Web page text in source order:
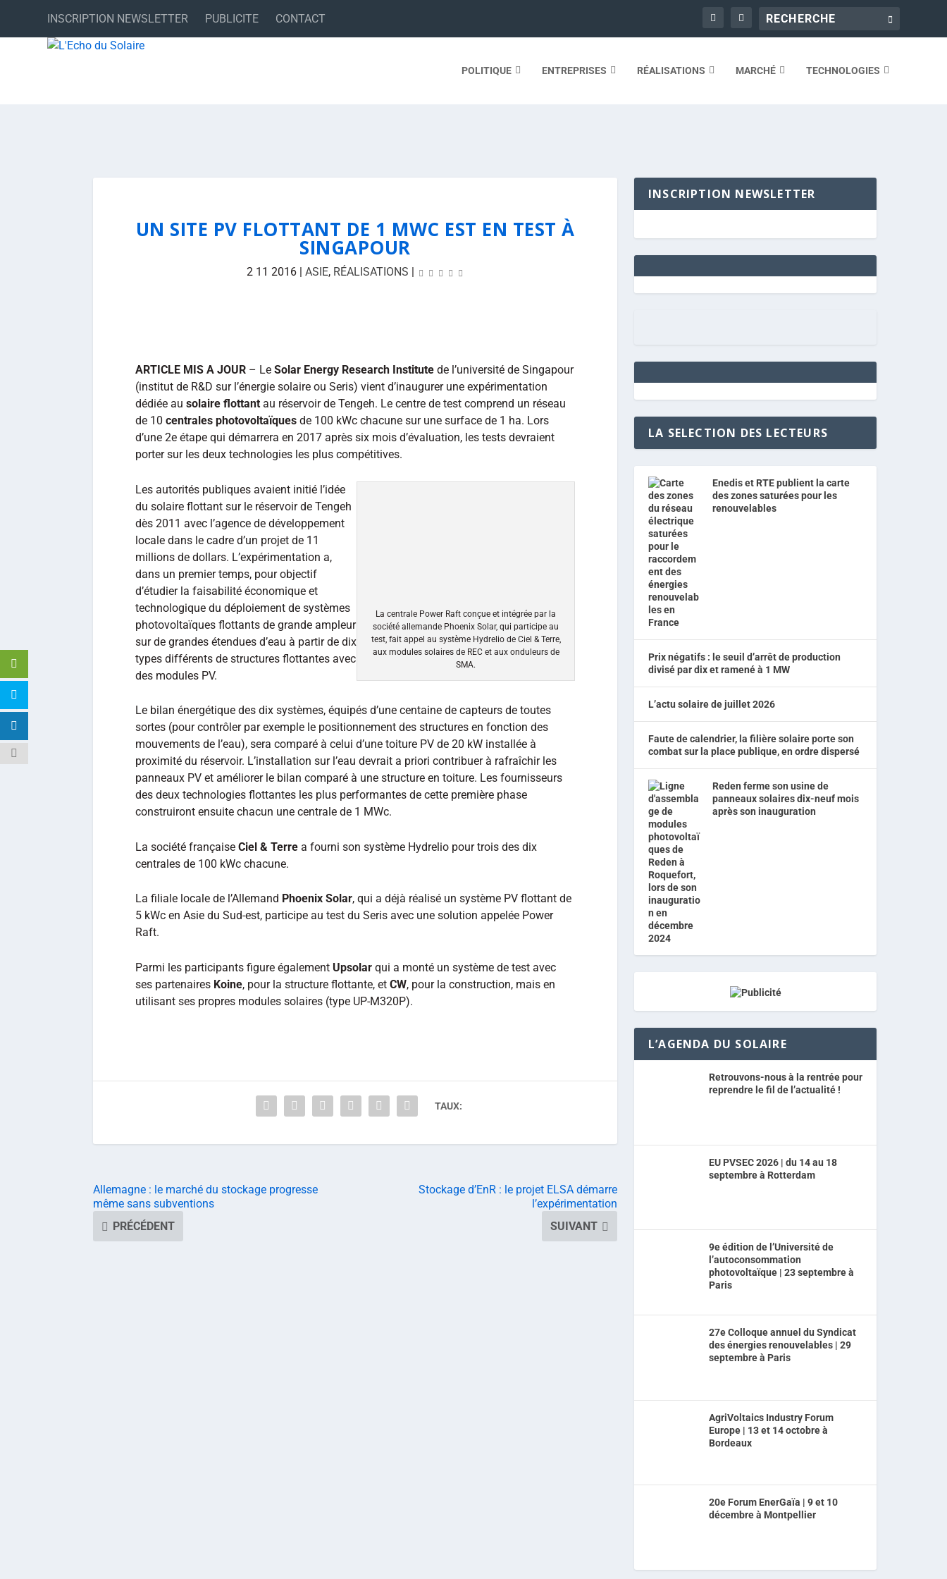
INSCRIPTION NEWSLETTER PUBLICITE CONTACT
POLITIQUE ENTREPRISES RÉALISATIONS MARCHÉ TECHNOLOGIES
UN SITE PV FLOTTANT DE 1 MWC EST EN TEST À
SINGAPOUR
2 11 2016 | ASIE, RÉALISATIONS |
ARTICLE MIS A JOUR – Le Solar Energy Research Institute de l’université de Singapour
(institut de R&D sur l’énergie solaire ou Seris) vient d’inaugurer une expérimentation
dédiée au solaire flottant au réservoir de Tengeh. Le centre de test comprend un réseau
de 10 centrales photovoltaïques de 100 kWc chacune sur une surface de 1 ha. Lors
d’une 2e étape qui démarrera en 2017 après six mois d’évaluation, les tests devraient
porter sur les deux technologies les plus compétitives.
La centrale Power Raft conçue et intégrée par la
société allemande Phoenix Solar, qui participe au
test, fait appel au système Hydrelio de Ciel & Terre,
aux modules solaires de REC et aux onduleurs de
SMA.
Les autorités publiques avaient initié l’idée
du solaire flottant sur le réservoir de Tengeh
dès 2011 avec l’agence de développement
locale dans le cadre d’un projet de 11
millions de dollars. L’expérimentation a,
dans un premier temps, pour objectif
d’étudier la faisabilité économique et
technologique du déploiement de systèmes
photovoltaïques flottants de grande ampleur
sur de grandes étendues d’eau à partir de dix
types différents de structures flottantes avec
des modules PV.
Le bilan énergétique des dix systèmes, équipés d’une centaine de capteurs de toutes
sortes (pour contrôler par exemple le positionnement des structures en fonction des
mouvements de l’eau), sera comparé à celui d’une toiture PV de 20 kW installée à
proximité du réservoir. L’installation sur l’eau devrait a priori contribuer à rafraîchir les
panneaux PV et améliorer le bilan comparé à une structure en toiture. Les fournisseurs
des deux technologies flottantes les plus performantes de cette première phase
construiront ensuite chacun une centrale de 1 MWc.
La société française Ciel & Terre a fourni son système Hydrelio pour trois des dix
centrales de 100 kWc chacune.
La filiale locale de l’Allemand Phoenix Solar, qui a déjà réalisé un système PV flottant de
5 kWc en Asie du Sud-est, participe au test du Seris avec une solution appelée Power
Raft.
Parmi les participants figure également Upsolar qui a monté un système de test avec
ses partenaires Koine, pour la structure flottante, et CW, pour la construction, mais en
utilisant ses propres modules solaires (type UP-M320P).
TAUX:
Allemagne : le marché du stockage progresse
même sans subventions
PRÉCÉDENT
Stockage d’EnR : le projet ELSA démarre
l’expérimentation
SUIVANT
INSCRIPTION NEWSLETTER
LA SELECTION DES LECTEURS
Enedis et RTE publient la carte
des zones saturées pour les
renouvelables
Prix négatifs : le seuil d’arrêt de production
divisé par dix et ramené à 1 MW
L’actu solaire de juillet 2026
Faute de calendrier, la filière solaire porte son
combat sur la place publique, en ordre dispersé
Reden ferme son usine de
panneaux solaires dix-neuf mois
après son inauguration
L’AGENDA DU SOLAIRE
Retrouvons-nous à la rentrée pour
reprendre le fil de l’actualité !
EU PVSEC 2026 | du 14 au 18
septembre à Rotterdam
9e édition de l’Université de
l’autoconsommation
photovoltaïque | 23 septembre à
Paris
27e Colloque annuel du Syndicat
des énergies renouvelables | 29
septembre à Paris
AgriVoltaics Industry Forum
Europe | 13 et 14 octobre à
Bordeaux
20e Forum EnerGaïa | 9 et 10
décembre à Montpellier